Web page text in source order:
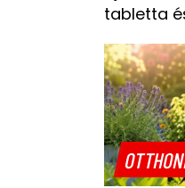
tabletta